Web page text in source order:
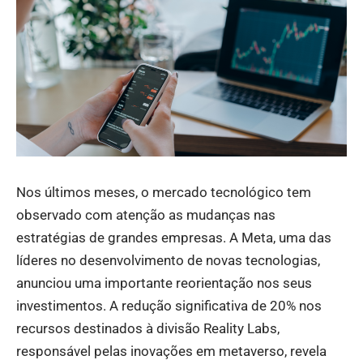
Nos últimos meses, o mercado tecnológico tem
observado com atenção as mudanças nas
estratégias de grandes empresas. A Meta, uma das
líderes no desenvolvimento de novas tecnologias,
anunciou uma importante reorientação nos seus
investimentos. A redução significativa de 20% nos
recursos destinados à divisão Reality Labs,
responsável pelas inovações em metaverso, revela